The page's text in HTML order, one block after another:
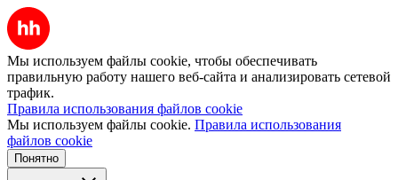
Мы используем файлы cookie, чтобы обеспечивать
правильную работу нашего веб-сайта и анализировать сетевой
трафик.
Правила использования файлов cookie
Мы используем файлы cookie. Правила использования
файлов cookie
Понятно